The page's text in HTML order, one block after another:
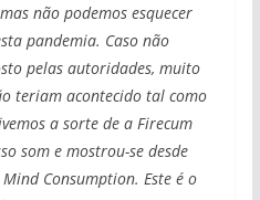
não podemos esquecer
pandemia. Caso não
pelas autoridades, muito
teriam acontecido tal como
a sorte de a Firecum
som e mostrou-se desde
Consumption. Este é o